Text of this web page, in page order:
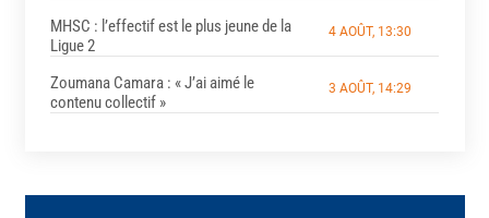
MHSC : l’effectif est le plus jeune de la
Ligue 2
4 AOÛT, 13:30
Zoumana Camara : « J’ai aimé le
contenu collectif »
3 AOÛT, 14:29